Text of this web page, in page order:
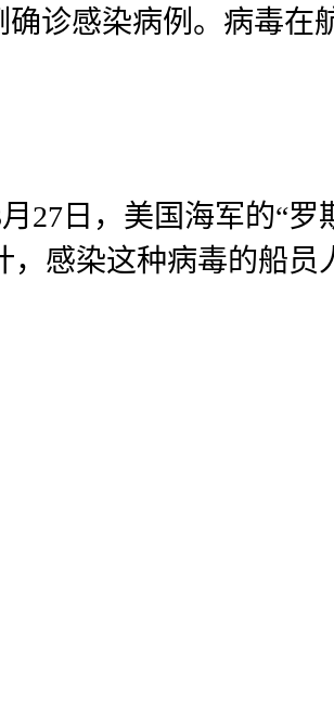
诊感染病例。病毒在
27日，美国海军的“罗
感染这种病毒的船员